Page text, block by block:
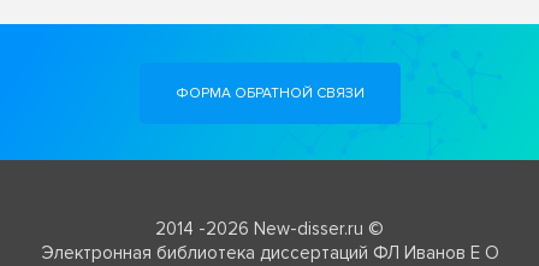
ФОРМА ОБРАТНОЙ СВЯЗИ
2014 -2026 New-disser.ru ©
Электронная библиотека диссертаций ФЛ Иванов Е О